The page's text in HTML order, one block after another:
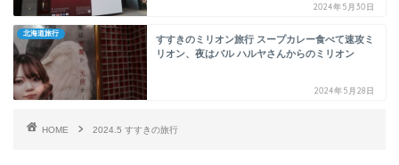
2024年5月30日
北海道旅行
すすきのミリオン旅行 スープカレー食べて速攻ミ
リオン、夜はバル ハルヤさんからのミリオン
2024年5月28日
HOME 2024.5 すすきの旅行